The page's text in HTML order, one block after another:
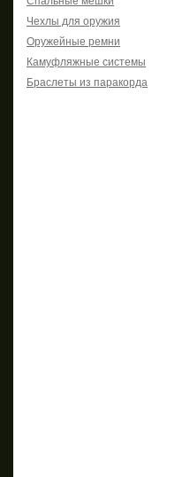
Чехлы для оружия
Оружейные ремни
Камуфляжные системы
Браслеты из паракорда